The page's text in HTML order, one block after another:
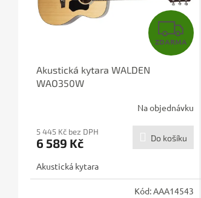
Z
D
R
M
A
ZDARMA
Akustická kytara WALDEN
WAO350W
Na objednávku
5 445 Kč bez DPH
6 589 Kč Do košíku
Akustická kytara
Kód: AAA14543